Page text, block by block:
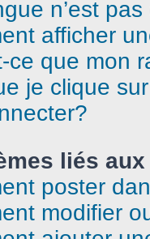
n’est
afficher
ce que mon
je clique
liés
poster
modifier